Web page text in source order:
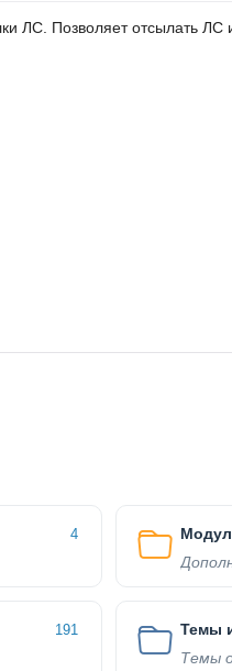
ЛС. Позволяет отсылать ЛС
4
191 Темы
Темы